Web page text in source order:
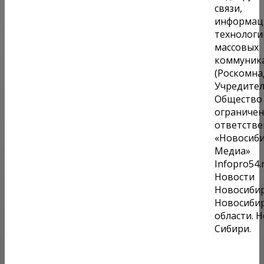
связи,
массовых
Общество
Медиа»
Новости
области.
Сибири.